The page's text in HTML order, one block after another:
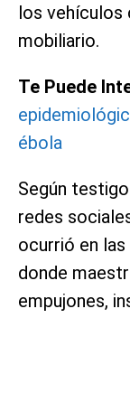
los vehículos
mobiliario.
Te Puede
ébola
Según
redes
ocurrió en
donde
empujones,